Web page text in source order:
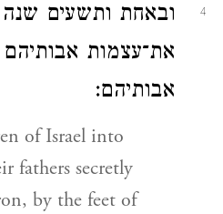
4
ובאחת ותשעים
את־עצמות
אבותיהם:
of Israel into
fathers secretly
by the feet of